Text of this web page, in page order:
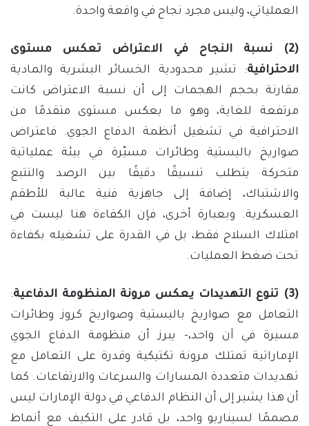
العملياتي، وليس مجرد نجاح في واقعة واحدة.
(2) نسبة النجاح في الاعتراض تعكس مستوى
الاحترافية: تشير محدودية الخسائر البشرية والمادية
مقارنة بحجم الهجمات إلى أن نسبة الاعتراض كانت
مرتفعة للغاية، وهو ما يعكس مستوى متقدمًا من
الاحترافية في تشغيل أنظمة الدفاع الجوي. فاعتراض
صواريخ باليستية وطائرات مسيّرة في بيئة عملياتية
متحركة يتطلب تنسيقًا دقيقًا بين الرصد والتتبع
والاشتباك، إضافة إلى جاهزية فنية عالية للأطقم
العسكرية. وبعبارة أخرى، فإن الكفاءة هنا ليست في
امتلاك السلاح فقط، بل في القدرة على تشغيله بكفاءة
تحت ضغط العمليات.
(3) تنوع التهديدات يعكس مرونة المنظومة الدفاعية
:
التعامل مع صواريخ باليستية وصواريخ كروز وطائرات
مسيرة في آن واحد،- يبرز أن منظومة الدفاع الجوي
الإماراتية تمتلك مرونة تكتيكية وقدرة على التعامل مع
تهديدات متعددة المسارات والسرعات والارتفاعات. كما
أن هذا يشير إلى أن النظام الدفاعي في دولة الإمارات ليس
مصممًا لسيناريو واحد، بل قادر على التكيف مع أنماط